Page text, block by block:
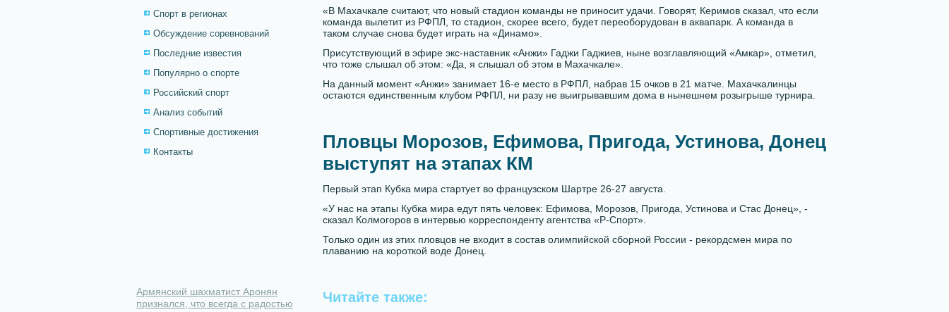
Спорт в регионах
Обсуждение соревнований
Последние известия
Популярно о спорте
Российский спорт
Анализ событий
Спортивные достижения
Контакты
Армянский шахматист Аронян
признался, что всегда с радостью
«В Махачкале считают, что новый стадион команды не приносит удачи. Говорят, Керимов сказал, что если
команда вылетит из РФПЛ, то стадион, скорее всего, будет переоборудован в аквапарк. А команда в
таком случае снова будет играть на «Динамо».
Присутствующий в эфире экс-наставник «Анжи» Гаджи Гаджиев, ныне возглавляющий «Амкар», отметил,
что тоже слышал об этом: «Да, я слышал об этом в Махачкале».
На данный момент «Анжи» занимает 16-е место в РФПЛ, набрав 15 очков в 21 матче. Махачкалинцы
остаются единственным клубом РФПЛ, ни разу не выигрывавшим дома в нынешнем розыгрыше турнира.
Пловцы Морозов, Ефимова, Пригода, Устинова, Донец
выступят на этапах КМ
Первый этап Кубка мира стартует во французском Шартре 26-27 августа.
«У нас на этапы Кубка мира едут пять человек: Ефимова, Морозов, Пригода, Устинова и Стас Донец», -
сказал Колмогоров в интервью корреспонденту агентства «Р-Спорт».
Только один из этих пловцов не входит в состав олимпийской сборной России - рекордсмен мира по
плаванию на короткой воде Донец.
Читайте также: